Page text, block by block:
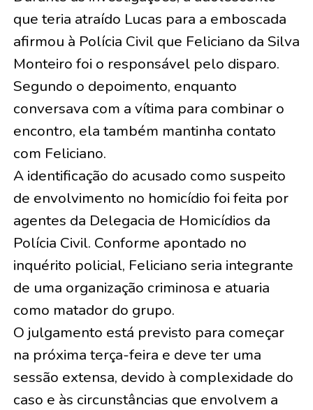
que teria atraído Lucas para a emboscada
afirmou à Polícia Civil que Feliciano da Silva
Monteiro foi o responsável pelo disparo.
Segundo o depoimento, enquanto
conversava com a vítima para combinar o
encontro, ela também mantinha contato
com Feliciano.
A identificação do acusado como suspeito
de envolvimento no homicídio foi feita por
agentes da Delegacia de Homicídios da
Polícia Civil. Conforme apontado no
inquérito policial, Feliciano seria integrante
de uma organização criminosa e atuaria
como matador do grupo.
O julgamento está previsto para começar
na próxima terça-feira e deve ter uma
sessão extensa, devido à complexidade do
caso e às circunstâncias que envolvem a